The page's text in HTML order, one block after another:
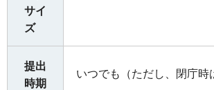
サイ
ズ
提出
時期
いつでも（ただし、閉庁時